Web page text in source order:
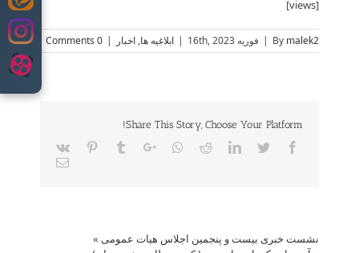
content
[views]
By malek2
| فوریه 16th, 2023 | ابلاغیه ها, اخبار |
0 Comments
Share This Story, Choose Your Platform!
Facebook
Twitter
LinkedIn
Reddit
Whatsapp
Google+
Tumblr
Pinterest
Vk
Email
نشست خبری بیست و پنجمین اجلاس هیات عمومی »